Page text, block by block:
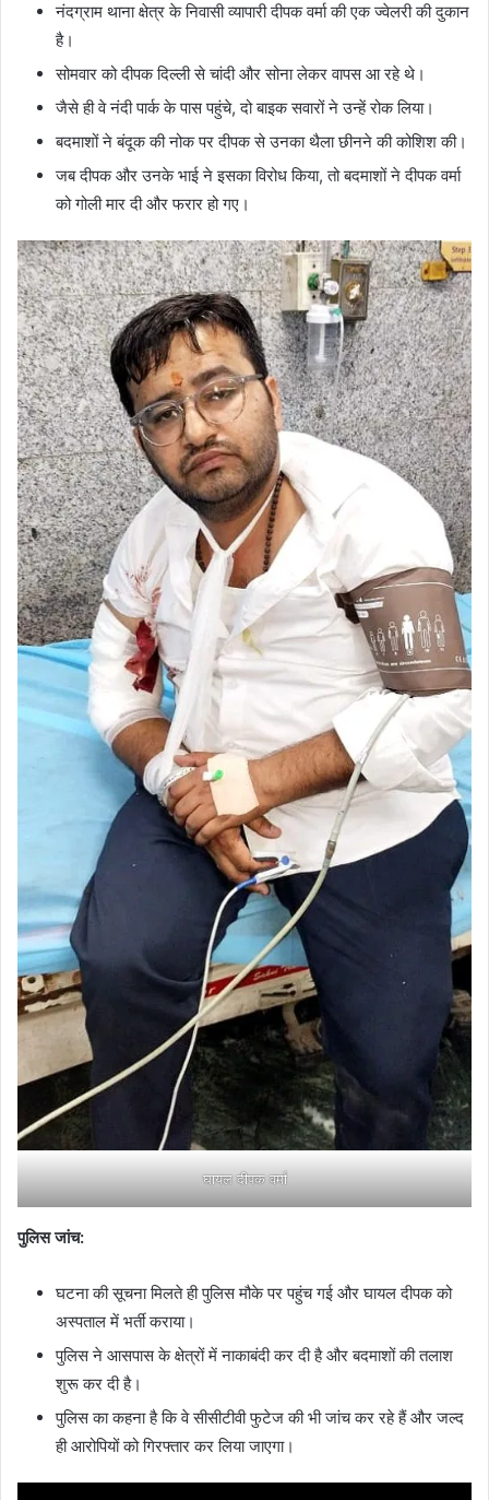
नंदग्राम थाना क्षेत्र के निवासी व्यापारी दीपक वर्मा की एक ज्वेलरी की दुकान
है।
सोमवार को दीपक दिल्ली से चांदी और सोना लेकर वापस आ रहे थे।
जैसे ही वे नंदी पार्क के पास पहुंचे, दो बाइक सवारों ने उन्हें रोक लिया।
बदमाशों ने बंदूक की नोक पर दीपक से उनका थैला छीनने की कोशिश की।
जब दीपक और उनके भाई ने इसका विरोध किया, तो बदमाशों ने दीपक वर्मा
को गोली मार दी और फरार हो गए।
घायल दीपक वर्मा
पुलिस जांच:
घटना की सूचना मिलते ही पुलिस मौके पर पहुंच गई और घायल दीपक को
अस्पताल में भर्ती कराया।
पुलिस ने आसपास के क्षेत्रों में नाकाबंदी कर दी है और बदमाशों की तलाश
शुरू कर दी है।
पुलिस का कहना है कि वे सीसीटीवी फुटेज की भी जांच कर रहे हैं और जल्द
ही आरोपियों को गिरफ्तार कर लिया जाएगा।